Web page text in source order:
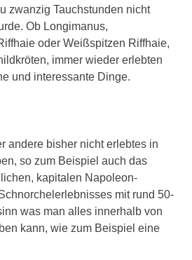
zwanzig Tauchstunden nicht
Ob Longimanus,
oder Weißspitzen Riffhaie,
immer wieder erlebten
und interessante Dinge.
andere bisher nicht erlebtes in
so zum Beispiel auch das
kapitalen Napoleon-
mit rund 50-
was man alles innerhalb von
kann, wie zum Beispiel eine